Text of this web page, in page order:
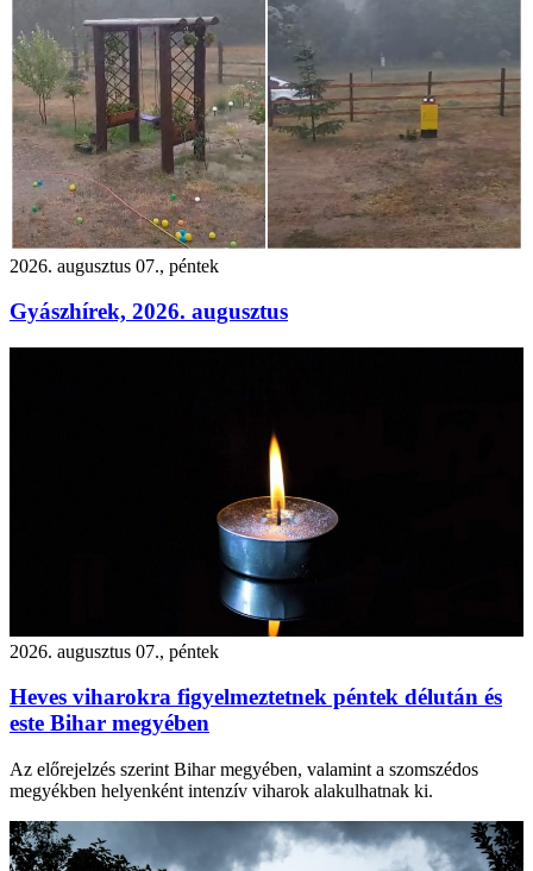
2026. augusztus 07., péntek
Gyászhírek, 2026. augusztus
2026. augusztus 07., péntek
Heves viharokra figyelmeztetnek péntek délután és
este Bihar megyében
Az előrejelzés szerint Bihar megyében, valamint a szomszédos
megyékben helyenként intenzív viharok alakulhatnak ki.